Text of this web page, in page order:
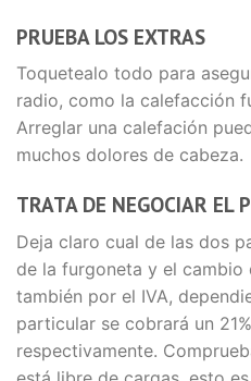
PRUEBA LOS EXTRAS
Toquetealo todo para
radio, como la calefacción
Arreglar una calefación
muchos dolores de cabeza.
TRATA DE NEGOCIAR EL
Deja claro cual de las dos
de la furgoneta y el cambio
también por el IVA,
particular se cobrará un
respectivamente.